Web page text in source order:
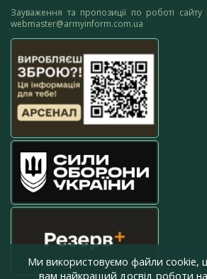
Зауваження та пропозиції по роботі
webmaster@armyinform.com.ua
Ми використовуємо файли cookie,
вам найкращий досвід роботи